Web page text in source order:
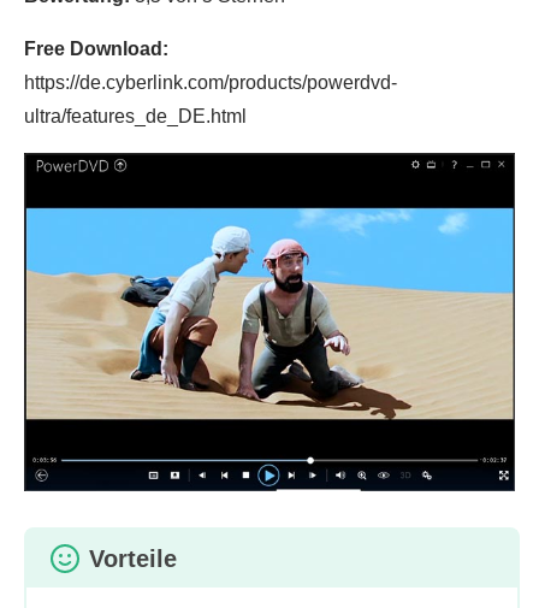
Free Download:
https://de.cyberlink.com/products/powerdvd-
ultra/features_de_DE.html
Vorteile